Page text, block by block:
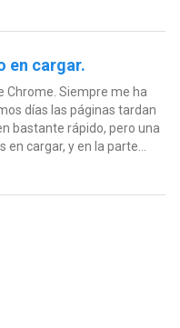
en cargar.
Chrome. Siempre me ha
días las páginas tardan
bastante rápido, pero una
cargar, y en la parte...